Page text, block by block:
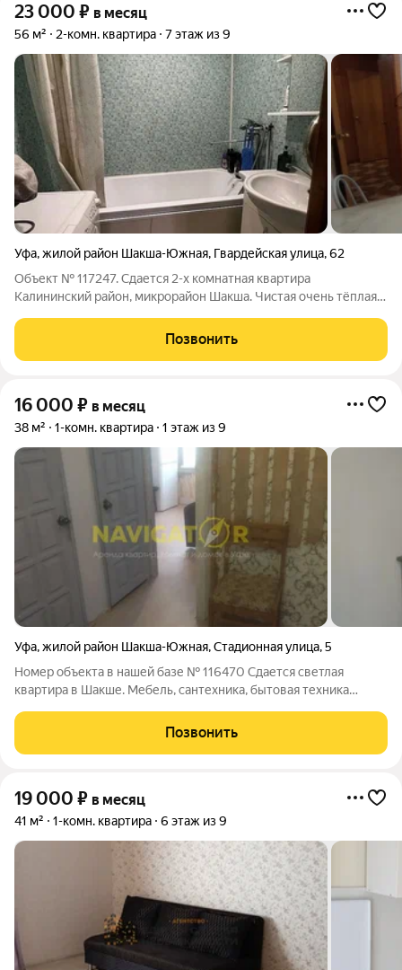
23 000 ₽ в месяц
56 м² 2-комн. квартира 7 этаж из 9
Уфа,жилой район Шакша-Южная, Гвардейская улица,62
Объект № 117247. Сдается 2-х комнатная квартира
Калининский район, микрорайон Шакша. Чистая очень тёплая.
Позвонить
16 000 ₽ в месяц
38 м² 1-комн. квартира 1 этаж из 9
Уфа,жилой район Шакша-Южная,Стадионная улица,5
Номер объекта в нашей базе № 116470 Сдается светлая
квартира в Шакше. Мебель, сантехника, бытовая техника
холодильника и телевизора компенсируется привлекательной
ценой. Оперативный показ.
Позвонить
19 000 ₽ в месяц
41 м² 1-комн. квартира 6 этаж из 9